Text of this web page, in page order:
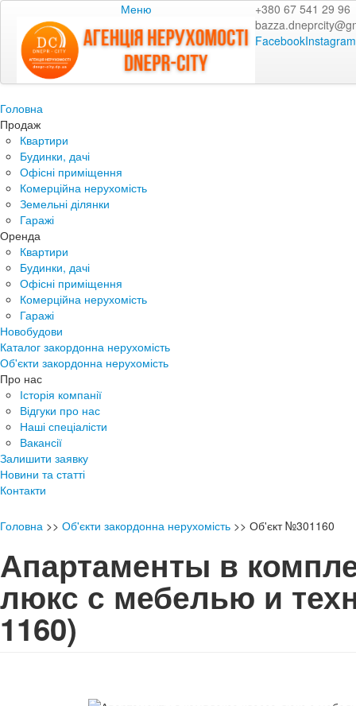
Меню
+380 67 541 29 96
FacebookInstagram
Головна
Продаж
Квартири
Будинки, дачі
Офісні приміщення
Комерційна нерухомість
Земельні ділянки
Гаражі
Оренда
Квартири
Будинки, дачі
Офісні приміщення
Комерційна нерухомість
Гаражі
Новобудови
Каталог закордонна нерухомість
Об'єкти закордонна нерухомість
Про нас
Історія компанії
Відгуки про нас
Наші спеціалісти
Вакансії
Залишити заявку
Новини та статті
Контакти
Головна >> Об'єкти закордонна нерухомість >> Об'єкт №301160
Апартаменты в
люкс с мебелью и
1160)